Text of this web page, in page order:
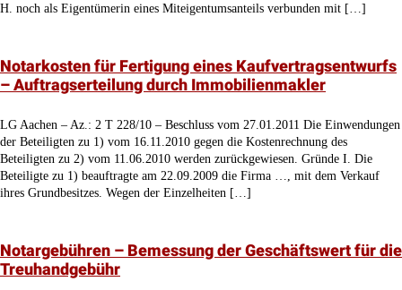
H. noch als Eigentümerin eines Miteigentumsanteils verbunden mit […]
Notarkosten für Fertigung eines Kaufvertragsentwurfs
– Auftragserteilung durch Immobilienmakler
LG Aachen – Az.: 2 T 228/10 – Beschluss vom 27.01.2011 Die Einwendungen
der Beteiligten zu 1) vom 16.11.2010 gegen die Kostenrechnung des
Beteiligten zu 2) vom 11.06.2010 werden zurückgewiesen. Gründe I. Die
Beteiligte zu 1) beauftragte am 22.09.2009 die Firma …, mit dem Verkauf
ihres Grundbesitzes. Wegen der Einzelheiten […]
Notargebühren – Bemessung der Geschäftswert für die
Treuhandgebühr